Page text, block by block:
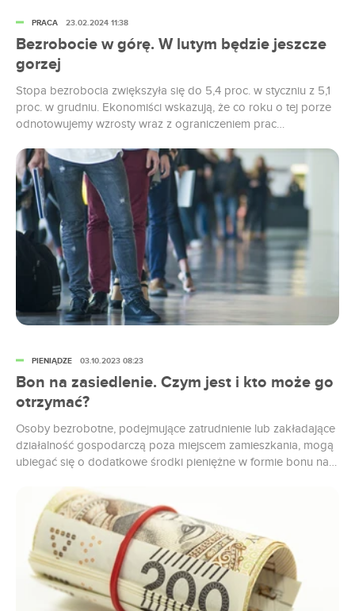
Bezrobocie w górę. W lutym będzie jeszcze
gorzej
Stopa bezrobocia zwiększyła się do 5,4 proc. w styczniu z 5,1
proc. w grudniu. Ekonomiści wskazują, że co roku o tej porze
odnotowujemy wzrosty wraz z ograniczeniem prac
mogą pojawić się w lutym. W kolejnych miesiącach dochodzi
zwykle do stopniowego zmniejszania liczby zarejestrowanych
w pośredniakach. Niestety w tym roku sytuacja na rynku pracy
będzie gorsza niż w 2023 r. i prawdopodobnie stopa
bezrobocia nie zejdzie tak nisko – oceniają ekonomiści.
PRACA 23.02.2024 11:38
Bon na zasiedlenie. Czym jest i kto może go
otrzymać?
Osoby bezrobotne, podejmujące zatrudnienie lub zakładające
działalność gospodarczą poza miejscem zamieszkania, mogą
ubiegać się o dodatkowe środki pieniężne w formie bonu na
PIENIĄDZE 03.10.2023 08:23